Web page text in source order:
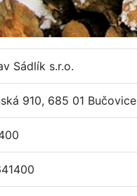
Sádlík s.r.o.
910, 685 01 Bučovice